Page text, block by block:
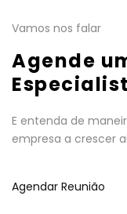
Vamos nos falar
Agende
E entenda de
empresa a crescer
Agendar Reunião